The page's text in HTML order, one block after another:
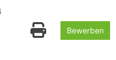
Bewerben